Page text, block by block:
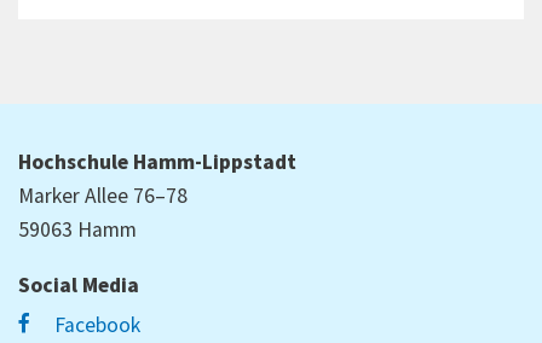
Hochschule Hamm-Lippstadt
Marker Allee 76–78
59063 Hamm
Social Media
Facebook